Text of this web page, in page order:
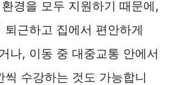
경을 모두 지원하기 때문에,
퇴근하고 집에서 편안하게
나, 이동 중 대중교통 안에서
씩 수강하는 것도 가능합니